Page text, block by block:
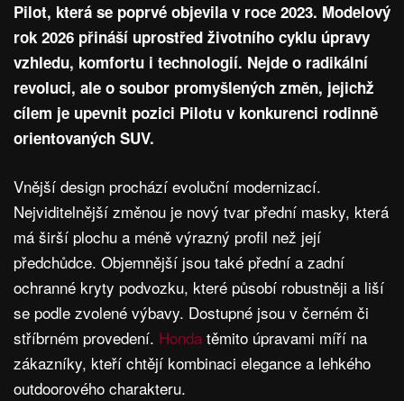
Pilot, která se poprvé objevila v roce 2023. Modelový
rok 2026 přináší uprostřed životního cyklu úpravy
vzhledu, komfortu i technologií. Nejde o radikální
revoluci, ale o soubor promyšlených změn, jejichž
cílem je upevnit pozici Pilotu v konkurenci rodinně
orientovaných SUV.
Vnější design prochází evoluční modernizací.
Nejviditelnější změnou je nový tvar přední masky, která
má širší plochu a méně výrazný profil než její
předchůdce. Objemnější jsou také přední a zadní
ochranné kryty podvozku, které působí robustněji a liší
se podle zvolené výbavy. Dostupné jsou v černém či
stříbrném provedení. Honda těmito úpravami míří na
zákazníky, kteří chtějí kombinaci elegance a lehkého
outdoorového charakteru.